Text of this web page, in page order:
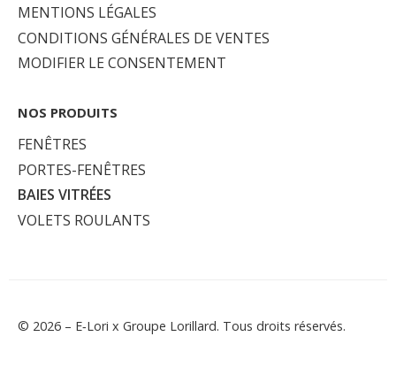
MENTIONS LÉGALES
CONDITIONS GÉNÉRALES DE VENTES
MODIFIER LE CONSENTEMENT
NOS PRODUITS
FENÊTRES
PORTES-FENÊTRES
BAIES VITRÉES
VOLETS ROULANTS
© 2026 – E‑Lori x Groupe Lorillard. Tous droits réservés.